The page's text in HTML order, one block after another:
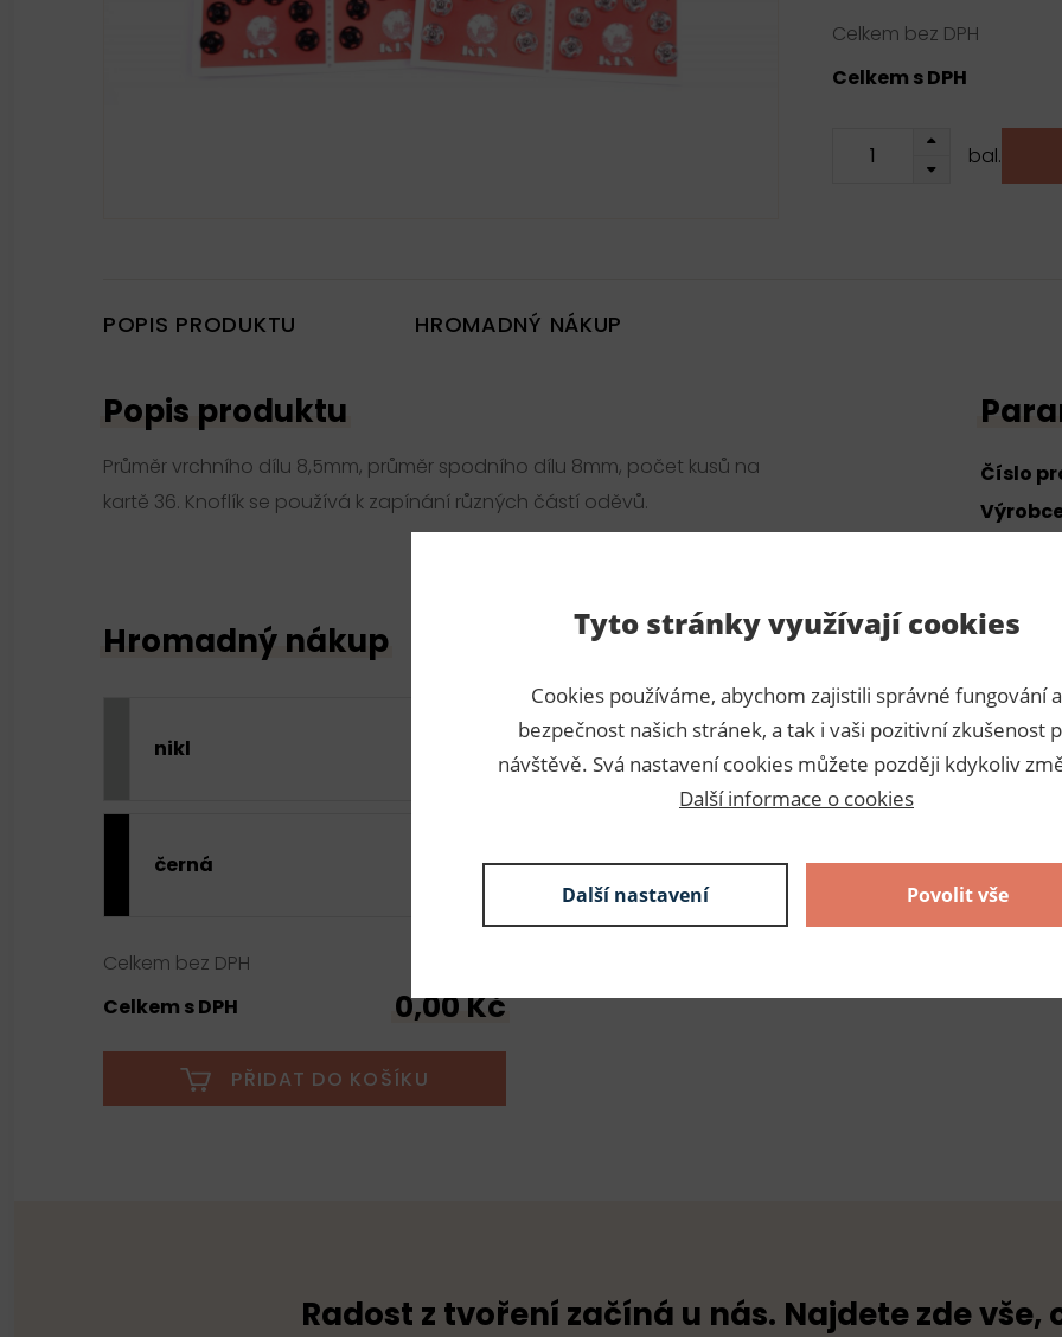
Celkem bez DPH
Celkem s DPH
bal.
POPIS PRODUKTU HROMADNÝ NÁKUP
Popis produktu
Průměr vrchního dílu 8,5mm, průměr spodního dílu 8mm, počet kusů na
kartě 36. Knoflík se používá k zapínání různých částí oděvů.
Číslo
Hromadný nákup
nikl 5 karet 44,40 Kč s DPH / karta
222,00 Kč s DPH
černá 5 karet
skladem
222,00 Kč s DPH
Celkem bez DPH
Celkem s DPH 0,00 Kč
PŘIDAT DO KOŠÍKU
Radost z tvoření začíná u nás. Najdete zde vše,
Tyto stránky využívají cookies
Cookies používáme, abychom zajistili správné fungování a
bezpečnost našich stránek, a tak i vaši pozitivní zkušenost
návštěvě. Svá nastavení cookies můžete později kdykoliv
Další informace o cookies
Další nastavení Povolit vše